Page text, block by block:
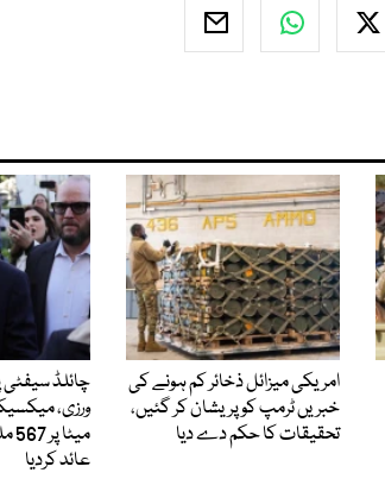
امریکی میزائل ذخائر کم ہونے کی
خبریں ٹرمپ کو پریشان کر گئیں،
تحقیقات کا حکم دے دیا
چائلڈ سیفٹی
ورزی،
عائد کردیا